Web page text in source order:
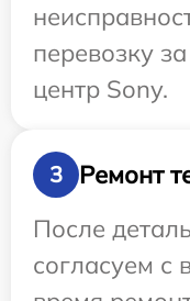
перевозку
центр Sony.
3
Ремонт
После
согласуем с